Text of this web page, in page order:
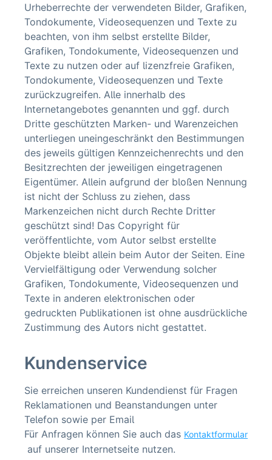
Urheberrechte der verwendeten Bilder, Grafiken,
Tondokumente, Videosequenzen und Texte zu
beachten, von ihm selbst erstellte Bilder,
Grafiken, Tondokumente, Videosequenzen und
Texte zu nutzen oder auf lizenzfreie Grafiken,
Tondokumente, Videosequenzen und Texte
zurückzugreifen. Alle innerhalb des
Internetangebotes genannten und ggf. durch
Dritte geschützten Marken- und Warenzeichen
unterliegen uneingeschränkt den Bestimmungen
des jeweils gültigen Kennzeichenrechts und den
Besitzrechten der jeweiligen eingetragenen
Eigentümer. Allein aufgrund der bloßen Nennung
ist nicht der Schluss zu ziehen, dass
Markenzeichen nicht durch Rechte Dritter
geschützt sind! Das Copyright für
veröffentlichte, vom Autor selbst erstellte
Objekte bleibt allein beim Autor der Seiten. Eine
Vervielfältigung oder Verwendung solcher
Grafiken, Tondokumente, Videosequenzen und
Texte in anderen elektronischen oder
gedruckten Publikationen ist ohne ausdrückliche
Zustimmung des Autors nicht gestattet.
Kundenservice
Sie erreichen unseren Kundendienst für Fragen
Reklamationen und Beanstandungen unter
Telefon sowie per Email
Für Anfragen können Sie auch das Kontaktformular
auf unserer Internetseite nutzen.